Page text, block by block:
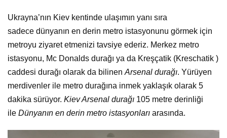
Ukrayna’nın Kiev kentinde ulaşımın yanı sıra
sadece dünyanın en derin metro istasyonunu görmek için
metroyu ziyaret etmenizi tavsiye ederiz. Merkez metro
istasyonu, Mc Donalds durağı ya da Kreşçatik (Kreschatik )
caddesi durağı olarak da bilinen Arsenal durağı. Yürüyen
merdivenler ile metro durağına inmek yaklaşık olarak 5
dakika sürüyor. Kiev Arsenal durağı 105 metre derinliği
ile Dünyanın en derin metro istasyonları arasında.